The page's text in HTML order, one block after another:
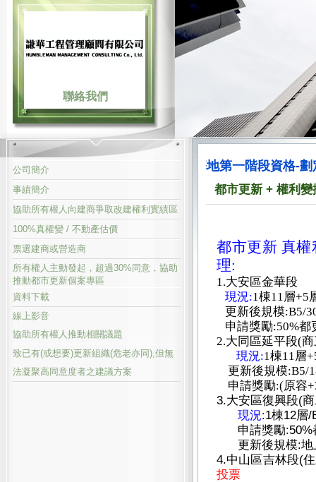
聯絡我們
公司簡介
事績簡介
協助所有權人向建商爭取改建權利實績區
100%真權變 / 不動產估價
票選建商或營造商
所有權人主動發起，超過30%同意，協助
推動都市更新個案專區
資料下載
線上影音
協助所有權人推動相關議題
致已有(或想要)更新組織(危老亦同),但無
法凝聚高同意度者之建議方案
都更7599自助人助型之基地第一階段資格-劃定為
都市更新 + 權利
都市更新 真
理:
1.大安區金華段
現況:1棟11層+5
更新後規模:B5/
申請獎勵:50%都
2.大同區延平段(
現況:1棟11層
更新後規模:B5/
申請獎勵:(原容
3.大安區復興段(
現況:1棟12層/
申請獎勵:50%
更新後規模:地
4.中山區吉林段(
投票